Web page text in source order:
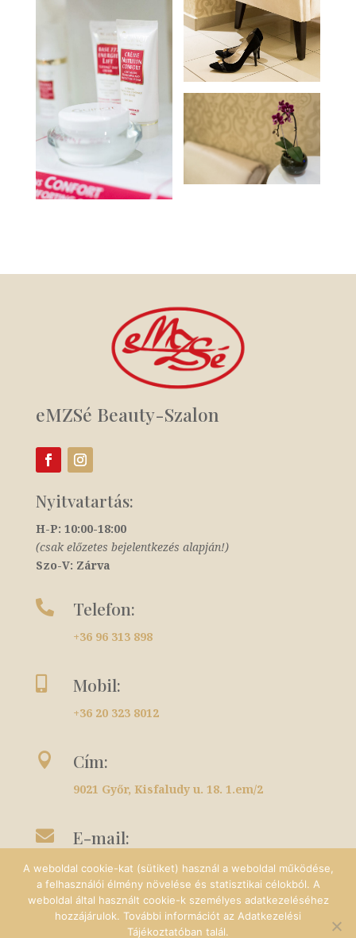
 Telefon:
+36 96 313 898
 Mobil:
+36 20 323 8012
eMZSé Beauty-Szalon
Nyitvatartás:
H-P: 10:00-18:00
(csak előzetes bejelentkezés alapján!)
Szo-V: Zárva
 Cím:
9021 Győr, Kisfaludy u. 18. 1.em/2
 E-mail:
info@emzse-kozmetika.hu
Adatvédemi tájékoztató| Készítette:Beauty
A weboldal cookie-kat (sütiket) használ a weboldal működése,
a felhasználói élmény növelése és statisztikai célokból. A
weboldal által használt cookie-k személyes adatkezeléséhez
hozzájárulok. További információt az Adatkezelési
Tájékoztatóban talál.